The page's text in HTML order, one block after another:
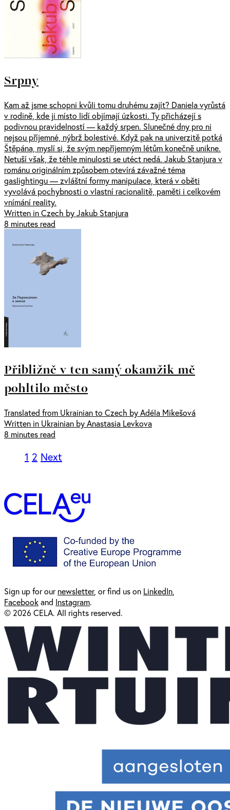
Srpny
Kam až jsme schopni kvůli tomu druhému zajít? Daniela vyrůstá
v rodině, kde ji místo lidí objímají úzkosti. Ty přicházejí s
podivnou pravidelností — každý srpen. Slunečné dny pro ni
nejsou příjemné, nýbrž bolestivé. Když pak na univerzitě potká
Štěpána, myslí si, že svým nepříjemným létům konečně unikne.
Netuší však, že téhle minulosti se utéct nedá. Jakub Stanjura v
románu originálním způsobem otevírá závažné téma
gaslightingu — zvláštní formy manipulace, která v oběti
vyvolává pochybnosti o vlastní racionalitě, paměti i celkovém
vnímání reality.
Written in Czech by Jakub Stanjura
8 minutes read
Přibližně v ten samý okamžik mě
pohltilo město
Translated from Ukrainian to Czech by Adéla Mikešová
Written in Ukrainian by Anastasia Levkova
8 minutes read
1 2 Next
Sign up for ournewsletter, or find us on LinkedIn
Facebookand Instagram.
© 2026 CELA. All rights reserved.